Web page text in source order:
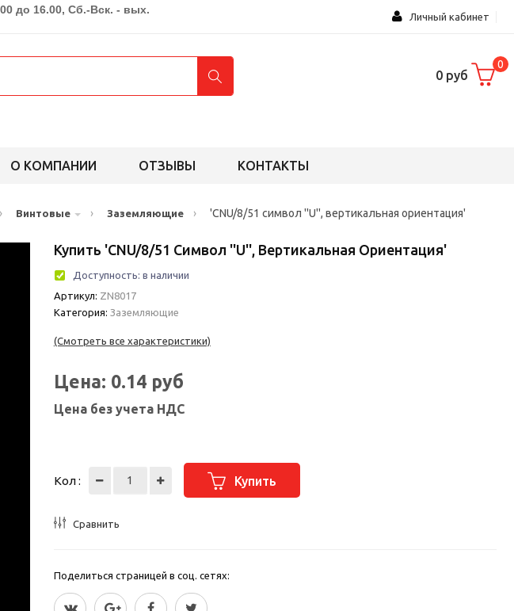
до 16.00, Сб.-Вск. - вых.
Личный кабинет
0 руб
0
О КОМПАНИИ ОТЗЫВЫ КОНТАКТЫ
› Винтовые › Заземляющие › 'CNU/8/51 символ ''U'', вертикальная ориентация'
Купить 'CNU/8/51 Символ ''U'', Вертикальная Ориентация'
Доступность: в наличии
Артикул: ZN8017
Категория: Заземляющие
(Смотреть все характеристики)
Цена: 0.14 руб
Цена без учета НДС
Кол : Купить
Сравнить
Поделиться страницей в соц. сетях: